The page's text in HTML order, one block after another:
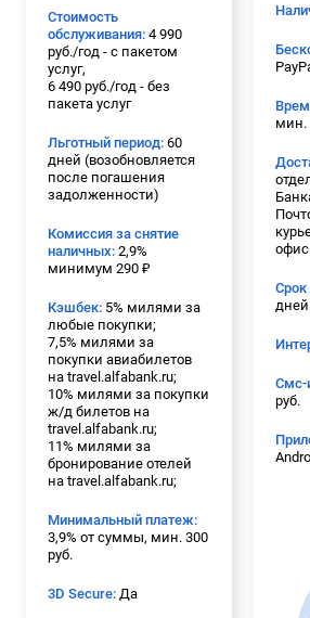
Стоимость
обслуживания: 4 990
руб./год - с пакетом
услуг,
6 490 руб./год - без
пакета услуг
Льготный период: 60
дней (возобновляется
после погашения
задолженности)
Комиссия за снятие
наличных: 2,9%
минимум 290 ₽
Кэшбек: 5% милями за
любые покупки;
7,5% милями за
покупки авиабилетов
на travel.alfabank.ru;
10% милями за покупки
ж/д билетов на
travel.alfabank.ru;
11% милями за
бронирование отелей
на travel.alfabank.ru;
Минимальный платеж:
3,9% от суммы, мин. 300
руб.
3D Secure: Да
мин.
офис
Срок
дней
Смс-
руб.